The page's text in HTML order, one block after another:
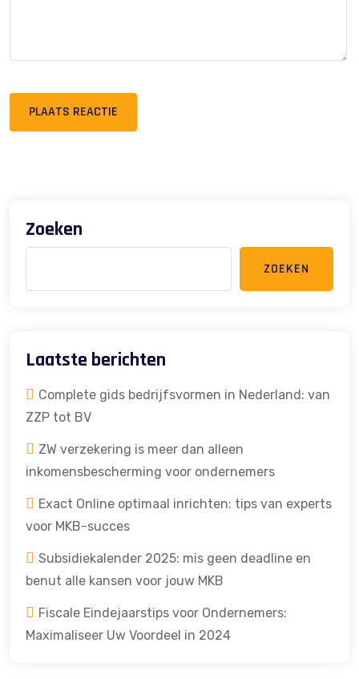
PLAATS REACTIE
Zoeken
ZOEKEN
Laatste berichten
Complete gids bedrijfsvormen in Nederland: van
ZZP tot BV
ZW verzekering is meer dan alleen
inkomensbescherming voor ondernemers
Exact Online optimaal inrichten: tips van experts
voor MKB-succes
Subsidiekalender 2025: mis geen deadline en
benut alle kansen voor jouw MKB
Fiscale Eindejaarstips voor Ondernemers:
Maximaliseer Uw Voordeel in 2024